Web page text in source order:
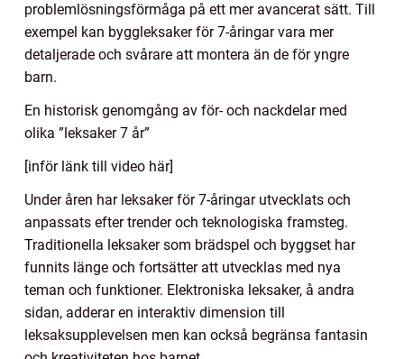
problemlösningsförmåga på ett mer avancerat sätt. Till
exempel kan byggleksaker för 7-åringar vara mer
detaljerade och svårare att montera än de för yngre
barn.
En historisk genomgång av för- och nackdelar med
olika ”leksaker 7 år”
[inför länk till video här]
Under åren har leksaker för 7-åringar utvecklats och
anpassats efter trender och teknologiska framsteg.
Traditionella leksaker som brädspel och byggset har
funnits länge och fortsätter att utvecklas med nya
teman och funktioner. Elektroniska leksaker, å andra
sidan, adderar en interaktiv dimension till
leksaksupplevelsen men kan också begränsa fantasin